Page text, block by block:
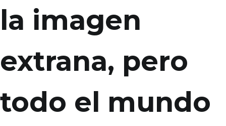
la imagen
extrana, pero
todo el mundo